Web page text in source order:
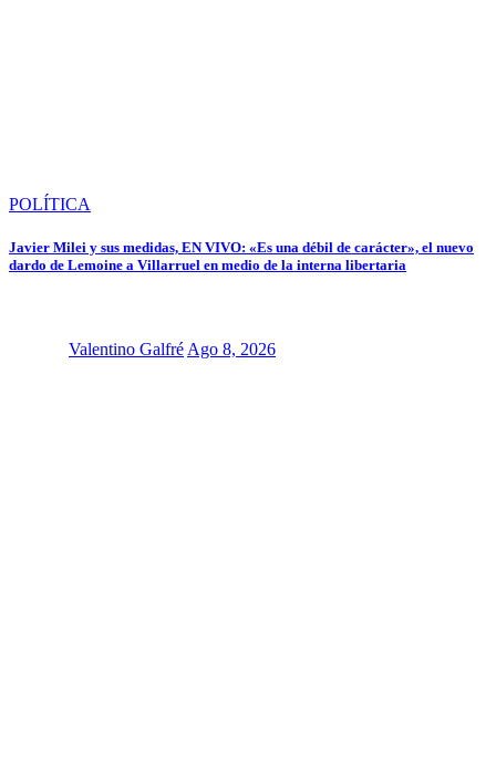
POLÍTICA
Javier Milei y sus medidas, EN VIVO: «Es una débil de carácter», el nuevo
dardo de Lemoine a Villarruel en medio de la interna libertaria
Valentino Galfré Ago 8, 2026